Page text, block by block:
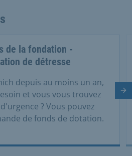
de la fondation -
de détresse
depuis au moins un an,
et vous vous trouvez
? Vous pouvez
de fonds de dotation.